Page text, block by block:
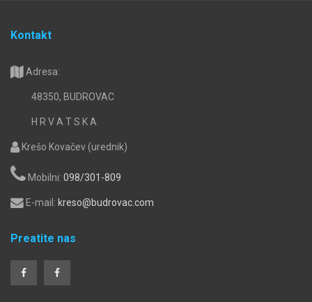
Kontakt
Adresa:
48350, BUDROVAC
H R V A T S K A
Krešo Kovačev (urednik)
Mobilni: 098/301-809
E-mail: kreso@budrovac.com
Preatite nas